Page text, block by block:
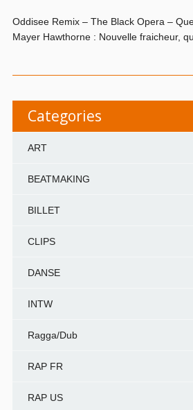
Oddisee Remix – The Black Opera –
Mayer Hawthorne : Nouvelle fraicheur,
Categories
ART
BEATMAKING
BILLET
CLIPS
DANSE
INTW
Ragga/Dub
RAP FR
RAP US